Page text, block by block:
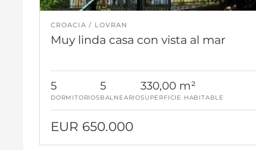
CROACIA LOVRAN
Muy linda casa con vista al mar
5
DORMITORIOS
5
BALNEARIO
330,00 m²
SUPERFICIE HABITABLE
EUR 650.000